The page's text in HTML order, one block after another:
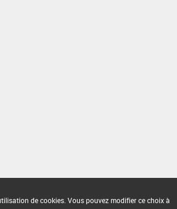
de cookies. Vous pouvez modifier ce choix à